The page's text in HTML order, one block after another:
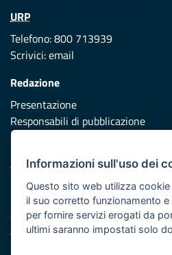
URP
Telefono: 800 713939
Scrivici:email
Redazione
Presentazione
Responsabili di pubblicazione
Vai al sito di Protezione Civile
Iniziativa finanziata con risorse
Asse XI
Informazioni sull'uso dei
Questo sito web utilizza
il suo corretto funzionamento
per fornire servizi erogati da
ultimi saranno impostati solo